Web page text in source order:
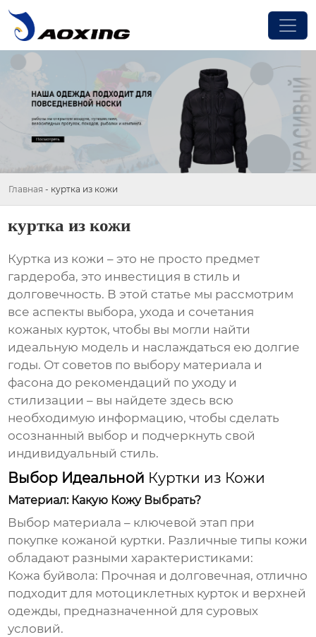
Главная - куртка из кожи
куртка из кожи
Куртка из кожи – это не просто предмет
гардероба, это инвестиция в стиль и
долговечность. В этой статье мы рассмотрим
все аспекты выбора, ухода и сочетания
кожаных курток, чтобы вы могли найти
идеальную модель и наслаждаться ею долгие
годы. От советов по выбору материала и
фасона до рекомендаций по уходу и
стилизации – вы найдете здесь всю
необходимую информацию, чтобы сделать
осознанный выбор и подчеркнуть свой
индивидуальный стиль.
Выбор Идеальной Куртки из Кожи
Материал: Какую Кожу Выбрать?
Выбор материала – ключевой этап при
покупке кожаной куртки. Различные типы кожи
обладают разными характеристиками:
Кожа буйвола: Прочная и долговечная, отлично
подходит для мотоциклетных курток и верхней
одежды, предназначенной для суровых
условий.